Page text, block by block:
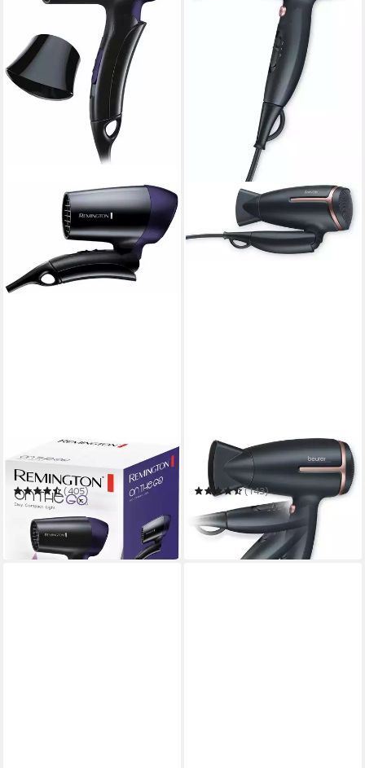
Haartrockner D2400
(405)
ab 18,99 € UVP
-42%
in 2-3 Werktagen bei dir
BEURER
Haartrockner HC 25
(143)
ab 33,59 €
in 4-5 Werktagen bei dir